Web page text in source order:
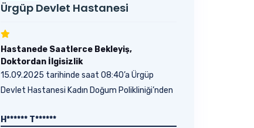
Ürgüp Devlet Hastanesi
Hastanede Saatlerce Bekleyiş,
Doktordan İlgisizlik
15.09.2025 tarihinde saat 08:40’a Ürgüp
Devlet Hastanesi Kadın Doğum Polikliniği’nden
H****** T******